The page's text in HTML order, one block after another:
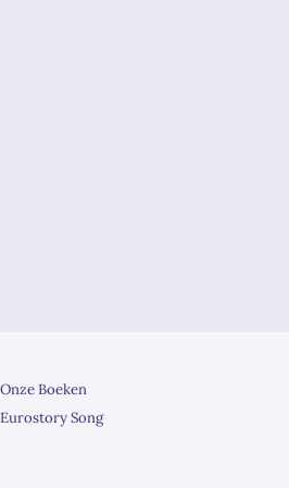
Onze Boeken
Eurostory Song